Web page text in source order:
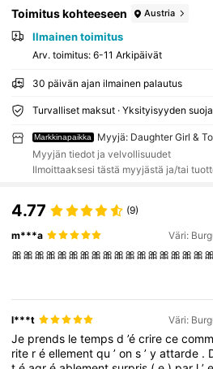
Toimitus kohteeseen Austria
Ilmainen toimitus
Arv. toimitus: 6-11 Arkipäivät
30 päivän ajan ilmainen palautus
Turvalliset maksut · Yksityisyyden suoja
Markkinapaikka
Myyjä: Daughter Girl &
Myyjän tiedot ja velvollisuudet
Ilmoittaaksesi tästä myyjästä ja/tai
4.77 (9)
m***a Väri:
l***t Väri:
Je prends letempsd’écrirece
rite réellementqu’ons’yattarde .